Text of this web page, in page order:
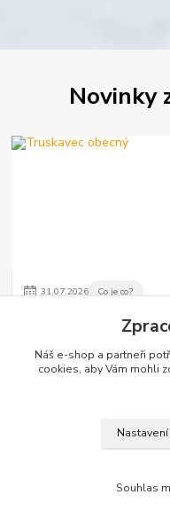
Novinky
31.07.2026 Co je co?
Truskavec obecný
Truskavec obecný
bylina cest a chodníků.
rozmnožování a tradiční
Náš e-shop a partneři
cookies, aby Vám mohli
Nastavení
Souhlas